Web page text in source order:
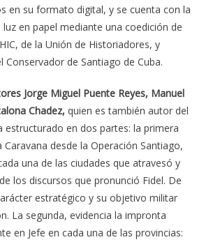
en su formato digital, y se cuenta con la
en papel mediante una coedición de
de la Unión de Historiadores, y
Conservador de Santiago de Cuba.
Jorge Miguel Puente Reyes, Manuel
Chadez, quien es también autor del
en dos partes: la primera
desde la Operación Santiago,
una de las ciudades que atravesó y
los discursos que pronunció Fidel. De
estratégico y su objetivo militar
La segunda, evidencia la impronta
en Jefe en cada una de las provincias: